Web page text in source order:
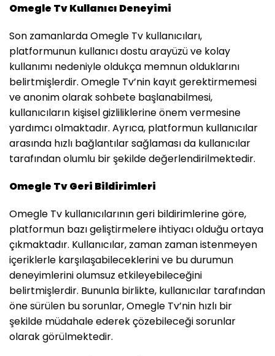
Omegle Tv Kullanıcı Deneyimi
Son zamanlarda Omegle Tv kullanıcıları,
platformunun kullanıcı dostu arayüzü ve kolay
kullanımı nedeniyle oldukça memnun olduklarını
belirtmişlerdir. Omegle Tv’nin kayıt gerektirmemesi
ve anonim olarak sohbete başlanabilmesi,
kullanıcıların kişisel gizliliklerine önem vermesine
yardımcı olmaktadır. Ayrıca, platformun kullanıcılar
arasında hızlı bağlantılar sağlaması da kullanıcılar
tarafından olumlu bir şekilde değerlendirilmektedir.
Omegle Tv Geri Bildirimleri
Omegle Tv kullanıcılarının geri bildirimlerine göre,
platformun bazı geliştirmelere ihtiyacı olduğu ortaya
çıkmaktadır. Kullanıcılar, zaman zaman istenmeyen
içeriklerle karşılaşabileceklerini ve bu durumun
deneyimlerini olumsuz etkileyebileceğini
belirtmişlerdir. Bununla birlikte, kullanıcılar tarafından
öne sürülen bu sorunlar, Omegle Tv’nin hızlı bir
şekilde müdahale ederek çözebileceği sorunlar
olarak görülmektedir.